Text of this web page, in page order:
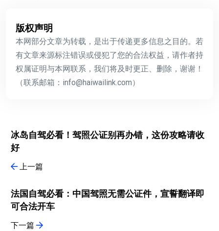
版权声明
本网部分文章为转载，是出于传递更多信息之目的。若
有文章来源标注错误或侵犯了您的合法权益，请作者持
权属证明与本网联系，我们将及时更正、删除，谢谢！
（联系邮箱：info@haiwailink.com）
冰岛自驾必看！驾照公证别再办错，这份攻略请收
好
上一篇
法国自驾必看：中国驾照无需公证件，宣誓翻译即
可合法开车
下一篇